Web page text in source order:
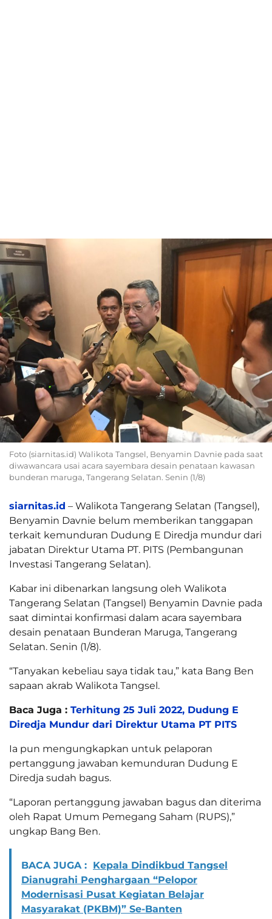
Foto (siarnitas.id) Walikota Tangsel, Benyamin Davnie pada saat
diwawancara usai acara sayembara desain penataan kawasan
bunderan maruga, Tangerang Selatan. Senin (1/8)
siarnitas.id – Walikota Tangerang Selatan (Tangsel),
Benyamin Davnie belum memberikan tanggapan
terkait kemunduran Dudung E Diredja mundur dari
jabatan Direktur Utama PT. PITS (Pembangunan
Investasi Tangerang Selatan).
Kabar ini dibenarkan langsung oleh Walikota
Tangerang Selatan (Tangsel) Benyamin Davnie pada
saat dimintai konfirmasi dalam acara sayembara
desain penataan Bunderan Maruga, Tangerang
Selatan. Senin (1/8).
“Tanyakan kebeliau saya tidak tau,” kata Bang Ben
sapaan akrab Walikota Tangsel.
Baca Juga : Terhitung 25 Juli 2022, Dudung E
Diredja Mundur dari Direktur Utama PT PITS
Ia pun mengungkapkan untuk pelaporan
pertanggung jawaban kemunduran Dudung E
Diredja sudah bagus.
“Laporan pertanggung jawaban bagus dan diterima
oleh Rapat Umum Pemegang Saham (RUPS),”
ungkap Bang Ben.
BACA JUGA : Kepala Dindikbud Tangsel
Dianugrahi Penghargaan “Pelopor
Modernisasi Pusat Kegiatan Belajar
Masyarakat (PKBM)” Se-Banten